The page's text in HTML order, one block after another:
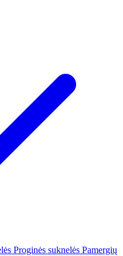
Proginės suknelės Pamergių